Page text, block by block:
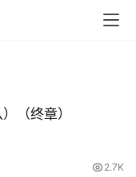
（终章）
2.7K